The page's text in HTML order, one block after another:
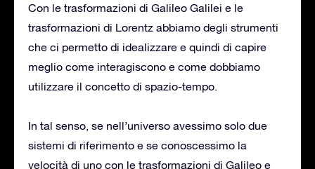
Con le trasformazioni di Galileo Galilei e le
trasformazioni di Lorentz abbiamo degli strumenti
che ci permetto di idealizzare e quindi di capire
meglio come interagiscono e come dobbiamo
utilizzare il concetto di spazio-tempo.
In tal senso, se nell’universo avessimo solo due
sistemi di riferimento e se conoscessimo la
velocità di uno con le trasformazioni di Galileo e